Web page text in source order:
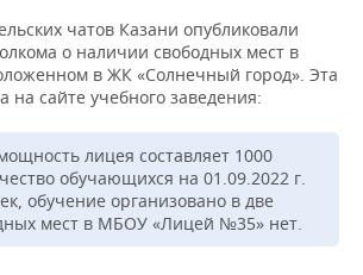
чатов Казани опубликовали
о наличии свободных мест в
в ЖК «Солнечный город». Эта
на сайте учебного заведения:
лицея составляет 1000
обучающихся на 01.09.2022 г.
обучение организовано в две
мест в МБОУ «Лицей №35» нет.